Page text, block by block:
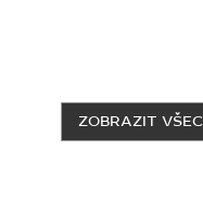
ZOBRAZIT